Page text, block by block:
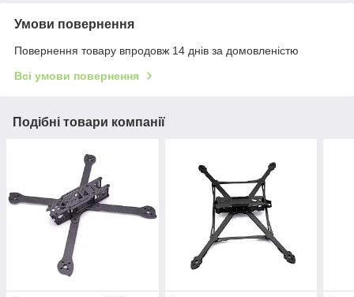
Умови повернення
Повернення товару впродовж 14 днів за домовленістю
Всі умови повернення
Подібні товари компанії